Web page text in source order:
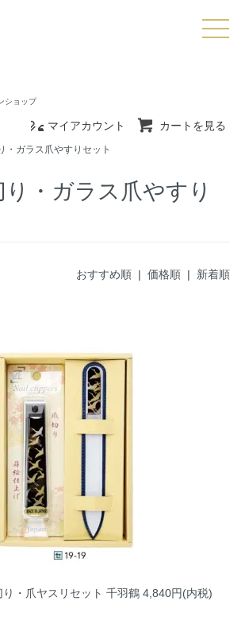
ショップ
マイアカウント カートを見る
・ガラス爪やすりセット
・ガラス爪やすり
おすすめ順| 価格順| 新着順
・爪ヤスリセット 千羽鶴 4,840円(内税)